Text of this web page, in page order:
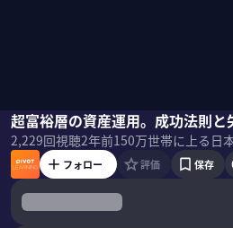
超富裕層の資産運用。成功法則と
2,229回視聴2年前
冨田和成佐々木紀彦
フォロー 評価 保存